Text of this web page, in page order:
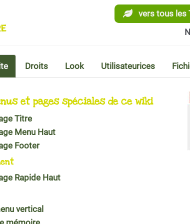
vers tous les
Droits Look Utilisateurices
et pages spéciales de ce wiki
Titre
Menu Haut
Footer
Rapide Haut
vertical